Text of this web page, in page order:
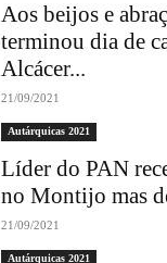
Aos beijos e
terminou dia de
Alcácer...
21/09/2021
Autárquicas 2021
Líder do PAN
no Montijo mas
21/09/2021
Autárquicas 2021